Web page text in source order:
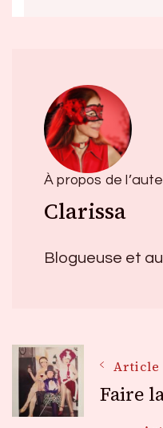
À propos de
Clarissa
Blogueuse et
Article
Faire